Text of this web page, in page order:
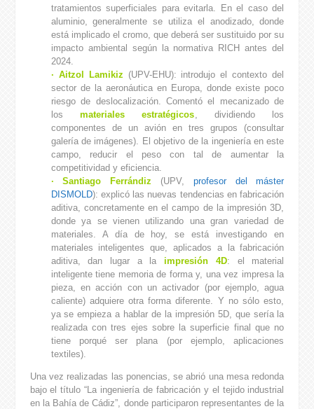
tratamientos superficiales para evitarla. En el caso del
aluminio, generalmente se utiliza el anodizado, donde
está implicado el cromo, que deberá ser sustituido por su
impacto ambiental según la normativa RICH antes del
2024.
· Aitzol Lamikiz (UPV-EHU): introdujo el contexto del
sector de la aeronáutica en Europa, donde existe poco
riesgo de deslocalización. Comentó el mecanizado de
losmateriales estratégicos , dividiendo los
componentes de un avión en tres grupos (consultar
galería de imágenes). El objetivo de la ingeniería en este
campo, reducir el peso con tal de aumentar la
competitividad y eficiencia.
· Santiago Ferrándiz
(UPV, profesor del máster
DISMOLD): explicó las nuevas tendencias en fabricación
aditiva, concretamente en el campo de la impresión 3D,
donde ya se vienen utilizando una gran variedad de
materiales. A día de hoy, se está investigando en
materiales inteligentes que, aplicados a la fabricación
aditiva, dan lugar a laimpresión 4D: el material
inteligente tiene memoria de forma y, una vez impresa la
pieza, en acción con un activador (por ejemplo, agua
caliente) adquiere otra forma diferente. Y no sólo esto,
ya se empieza a hablar de la impresión 5D, que sería la
realizada con tres ejes sobre la superficie final que no
tiene porqué ser plana (por ejemplo, aplicaciones
textiles).
Una vez realizadas las ponencias, se abrió una mesa redonda
bajo el título “La ingeniería de fabricación y el tejido industrial
en la Bahía de Cádiz”, donde participaron representantes de la